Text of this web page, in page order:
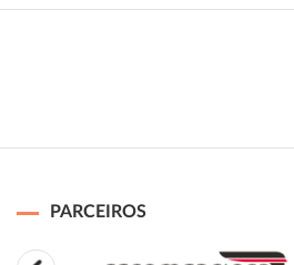
PARCEIROS